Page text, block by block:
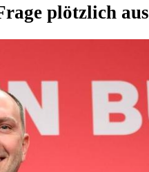
plötzlich aus